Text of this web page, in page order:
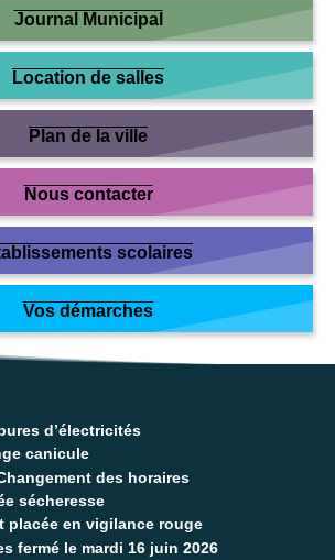
Journal Municipal
Location de salles
Plan de la ville
Nous contacter
scolaires
Vos démarches
d’électricités
canicule
des horaires
sécheresse
placée en vigilance rouge
fermé le mardi 16 juin 2026